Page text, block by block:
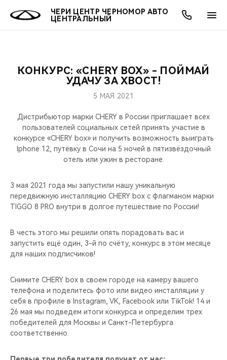
ЧЕРИ ЦЕНТР ЧЕРНОМОР АВТО
ЦЕНТРАЛЬНЫЙ
МОДЕЛИ
КРОССОВЕРЫ
НОВИНКИ
О КОМПАНИИ
МЫ В СОЦСЕТЯХ
ПОКУПАТЕЛЯМ
КРЕДИТ И СТРАХОВАНИЕ
АКСЕССУАРЫ
ВЛАДЕЛЬЦАМ
ЗАПЧАСТИ И АКСЕССУАРЫ
ПОДДЕРЖКА
МИР CHERY
CHERY В СОЦСЕТЯХ
ЛЮДИ CHERY
CHERY И СПОРТ
CHERY REMOTE
CHERY CONNECT
НАШИ МЕРОПРИЯТИЯ
CHERY ДЛЯ ДЕТЕЙ
ОНЛАЙН СЕРВИСЫ
КОНКУРС: «CHERY BOX» - ПОЙМАЙ
УДАЧУ ЗА ХВОСТ!
5 МАЯ 2021
Дистрибьютор марки CHERY в России приглашает всех
пользователей социальных сетей принять участие в
конкурсе «CHERY box» и получить возможность выиграть
Iphone 12, путёвку в Сочи на 5 ночей в пятизвёздочный
отель или ужин в ресторане.
3 мая 2021 года мы запустили нашу уникальную
передвижную инсталляцию CHERY box с флагманом марки
TIGGO 8 PRO внутри в долгое путешествие по России!
В честь этого мы решили опять порадовать вас и
запустить ещё один, 3-й по счёту, конкурс в этом месяце
для наших подписчиков!
Снимите CHERY box в своем городе на камеру вашего
телефона и поделитесь фото или видео инсталляции у
себя в профиле в Instagram, VK, Facebook или TikTok! 14 и
26 мая мы подведем итоги конкурса и определим трех
победителей для Москвы и Санкт-Петербурга
соответственно.